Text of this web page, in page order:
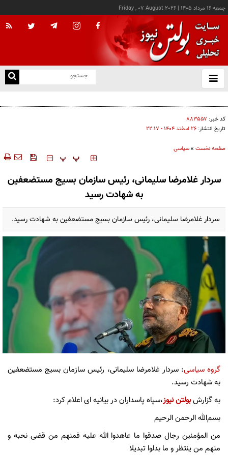
جمعه ۱۶ مرداد ۱۴۰۵ |
Friday , 07 August 2026
باز
و
کد خبر: ۸۸۳۵۵۷
تاریخ انتشار: ۲۶ اسفند ۱۴۰۴ - ۲۲:۱۷
صفحه نخست »سیاسی
‍‍‍ پ پ
سردار غلامرضا سلیمانی، رئیس سازمان بسیج مستضعفین
به شهادت رسید
سردار غلامرضا سلیمانی، رئیس سازمان بسیج مستضعفین به شهادت رسید.
گروه سیاسی: سردار غلامرضا سلیمانی، رئیس سازمان بسیج مستضعفین
به شهادت رسید.
به گزارشبولتن نیوز،سپاه پاسداران در بیانیه ای اعلام کرد:
بسم‌الله الرحمن الرحیم
من المؤمنین رجال صدقوا ما عاهدوا الله علیه فمنهم من قضی نحبه و
منهم من ینتظر و ما بدلوا تبدیلا